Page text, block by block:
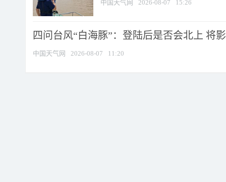
中国天气网 2026-08-07 15:26
四问台风“白海豚”：登陆后是否会北上 将
中国天气网 2026-08-07 11:20